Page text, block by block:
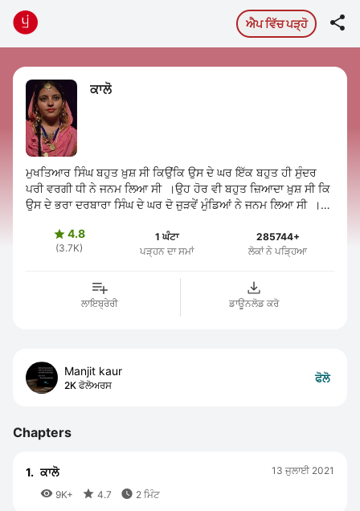
ਐਪ ਵਿੱਚ ਪੜ੍ਹੋ 
ਕਾਲੋ
ਮੁਖਤਿਆਰ ਸਿੰਘ ਬਹੁਤ ਖ਼ੁਸ਼ ਸੀ ਕਿਉਂਕਿ ਉਸ ਦੇ ਘਰ ਇੱਕ ਬਹੁਤ ਹੀ ਸੁੰਦਰ
ਪਰੀ ਵਰਗੀ ਧੀ ਨੇ ਜਨਮ ਲਿਆ ਸੀ ।ਉਹ ਹੋਰ ਵੀ ਬਹੁਤ ਜ਼ਿਆਦਾ ਖ਼ੁਸ਼ ਸੀ ਕਿ
ਉਸ ਦੇ ਭਰਾ ਦਰਬਾਰਾ ਸਿੰਘ ਦੇ ਘਰ ਦੋ ਜੁੜਵੇਂ ਮੁੰਡਿਆਂ ਨੇ ਜਨਮ ਲਿਆ ਸੀ ।
4.8
(3.7K)
1 ਘੰਟਾ
ਪੜ੍ਹਨ ਦਾ ਸਮਾਂ
285744+
ਲੋਕਾਂ ਨੇ ਪੜ੍ਹਿਆ
ਲਾਇਬ੍ਰੇਰੀ ਡਾਊਨਲੋਡ ਕਰੋ
Manjit kaur
2K ਫੋਲੋਅਰਸ
ਫੋਲੋ
Chapters
1. ਕਾਲੋ
 9K+  4.7  2 ਮਿੰਟ
13 ਜੁਲਾਈ 2021